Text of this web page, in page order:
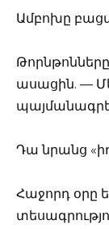
Ամբոխը
ասացին. —
Դա նրանց
Հաջորդ օրը